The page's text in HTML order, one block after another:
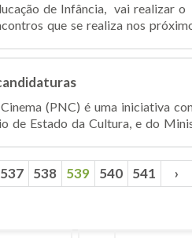
de Infância, vai realizar
que se realiza nos
(PNC) é uma iniciativa
de Estado da Cultura, e do
537 538 539 540 541 ›